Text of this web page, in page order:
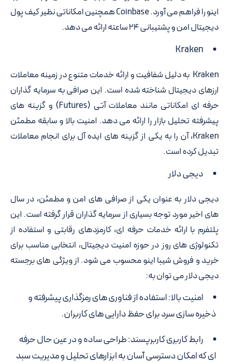
اینو را فراهم می آورد. Coinbase همچنین امکاناتی نظیر کیف پول
دیجیتال امن و پشتیبانی ۲۴ ساعته ارائه می دهد.
Kraken
Kraken به دلیل شفافیت و ارائه خدمات متنوع در زمینه معاملات
ارزهای دیجیتال شناخته شده است. این صرافی به سرمایه گذاران
حرفه ای امکاناتی مانند معاملات آتی (Futures) و گزینه های
پیشرفته تحلیل بازار را ارائه می دهد. امنیت بالا و سابقه مطمئن
Kraken، آن را به یکی از گزینه های ایده آل برای انجام معاملات
تبدیل کرده است.
دیجی دلار
دیجی دلار به عنوان یکی از صرافی های امن و مطمئن، در سال
های اخیر مورد توجه بسیاری از سرمایه گذاران قرار گرفته است. این
پلتفرم با ارائه خدمات حرفه ای، کارمزدهای رقابتی و استفاده از
تکنولوژی های روز در حوزه امنیت دیجیتال، انتخابی مناسب برای
خرید و فروش شیبا اینو محسوب می شود. از ویژگی های برجسته
دیجی دلار می توان به:
امنیت بالا: استفاده از فناوری های رمزگذاری پیشرفته و
ذخیره سازی سرد برای حفظ دارایی های کاربران.
رابط کاربری کاربرپسند: طراحی ساده و در عین حال حرفه
ای که امکان دسترسی آسان به ابزارهای تحلیل و مدیریت سبد